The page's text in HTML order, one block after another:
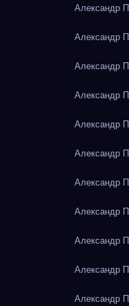
Александр
Александр
Александр
Александр
Александр
Александр
Александр
Александр
Александр
Александр
Александр